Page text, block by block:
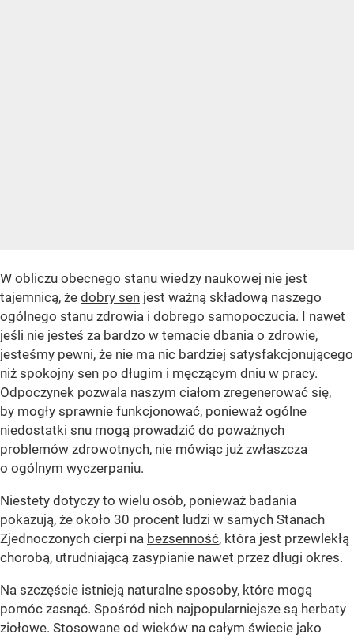
W obliczu obecnego stanu wiedzy naukowej nie jest
tajemnicą, że dobry sen jest ważną składową naszego
ogólnego stanu zdrowia i dobrego samopoczucia. I nawet
jeśli nie jesteś za bardzo w temacie dbania o zdrowie,
jesteśmy pewni, że nie ma nic bardziej satysfakcjonującego
niż spokojny sen po długim i męczącym dniu w pracy.
Odpoczynek pozwala naszym ciałom zregenerować się,
by mogły sprawnie funkcjonować, ponieważ ogólne
niedostatki snu mogą prowadzić do poważnych
problemów zdrowotnych, nie mówiąc już zwłaszcza
o ogólnym wyczerpaniu.
Niestety dotyczy to wielu osób, ponieważ badania
pokazują, że około 30 procent ludzi w samych Stanach
Zjednoczonych cierpi na bezsenność, która jest przewlekłą
chorobą, utrudniającą zasypianie nawet przez długi okres.
Na szczęście istnieją naturalne sposoby, które mogą
pomóc zasnąć. Spośród nich najpopularniejsze są herbaty
ziołowe. Stosowane od wieków na całym świecie jako